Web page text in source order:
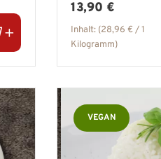
13,90 €
Inhalt: (28,96 € / 1
Kilogramm)
VEGAN